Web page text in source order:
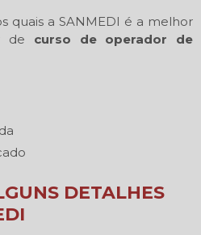
quais a SANMEDI é a melhor
de curso de operador de
DETALHES